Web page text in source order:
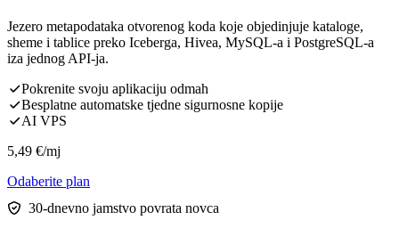
Jezero metapodataka otvorenog koda koje objedinjuje kataloge,
sheme i tablice preko Iceberga, Hivea, MySQL-a i PostgreSQL-a
iza jednog API-ja.
Pokrenite svoju aplikaciju odmah
Besplatne automatske tjedne sigurnosne kopije
AI VPS
5,49 €/mj
Odaberite plan
30-dnevno jamstvo povrata novca